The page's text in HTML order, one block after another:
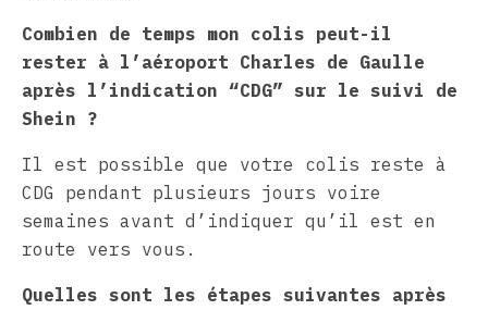
Combien de temps mon colis peut-il
rester à l’aéroport Charles de Gaulle
après l’indication “CDG” sur le suivi de
Shein ?
Il est possible que votre colis reste à
CDG pendant plusieurs jours voire
semaines avant d’indiquer qu’il est en
route vers vous.
Quelles sont les étapes suivantes après